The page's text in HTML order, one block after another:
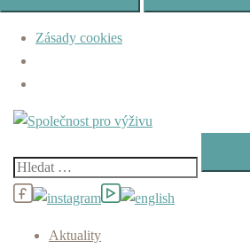
Zásady cookies
Skip
content
Vyhledávání
Aktuality